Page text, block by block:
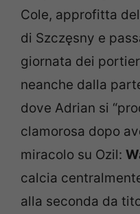
Cole, approfitta
di Szczęsny e
giornata dei
neanche dalla
dove Adrian si
clamorosa dopo
miracolo su Ozil:
calcia
alla seconda da